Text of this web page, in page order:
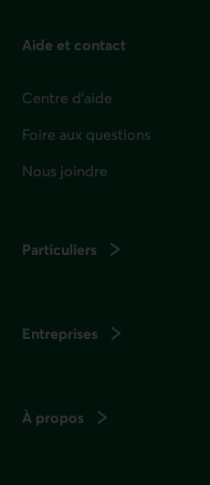
Aide et contact
Centre d'aide
Foire aux questions
Nous joindre
Particuliers
Entreprises
À propos